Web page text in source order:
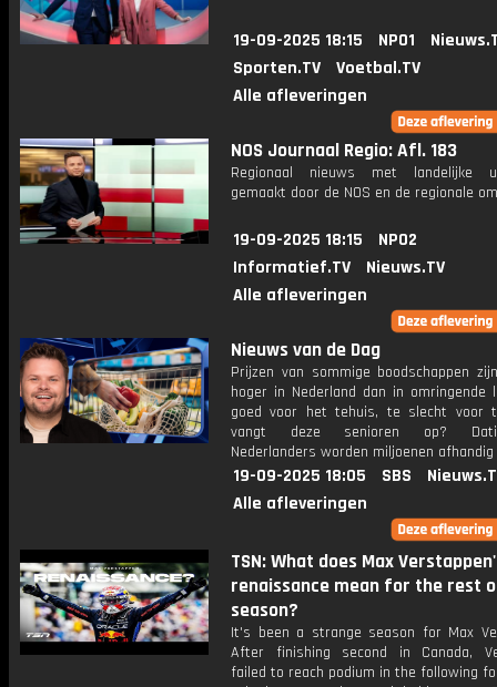
19-09-2025 18:15 NPO1
Sporten.TV
Voetbal.TV
Alle afleveringen
NOS Journaal Regio: Afl. 183
Regionaal nieuws met landelijke
gemaakt door de NOS en de regionale
19-09-2025 18:15
NPO2
Informatief.TV
Nieuws.TV
Alle afleveringen
Nieuws van de Dag
Prijzen van sommige boodschappen
hoger in Nederland dan in omringende
goed voor het tehuis, te slecht voor
vangt deze senioren op?
Nederlanders worden miljoenen
19-09-2025 18:05 SBS
Alle afleveringen
TSN: What does Max
renaissance mean for the rest
season?
It's been a strange season for Max
After finishing second in Canada,
failed to reach podium in the following